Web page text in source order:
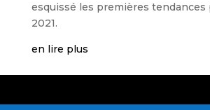
esquissé les premières tendances
2021.
en lire plus